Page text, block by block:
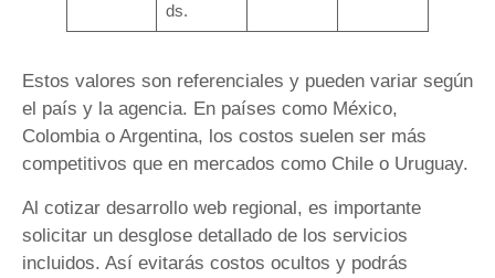
ds.
Estos valores son referenciales y pueden variar según
el país y la agencia. En países como México,
Colombia o Argentina, los costos suelen ser más
competitivos que en mercados como Chile o Uruguay.
Al cotizar desarrollo web regional, es importante
solicitar un desglose detallado de los servicios
incluidos. Así evitarás costos ocultos y podrás